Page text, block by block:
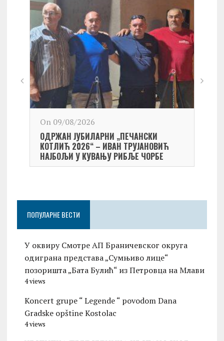
On 09/08/2026
ОДРЖАН ЈУБИЛАРНИ „ПЕЧАНСКИ
КОТЛИЋ 2026“ – ИВАН ТРУЈАНОВИЋ
НАЈБОЉИ У КУВАЊУ РИБЉЕ ЧОРБЕ
ПОПУЛАРНЕ ВЕСТИ
У оквиру Смотре АП Браничевског округа
одиграна представа „Сумњиво лице“
позоришта „Бата Булић“ из Петровца на Млави
4 views
Koncert grupe “ Legende “ povodom Dana
Gradske opštine Kostolac
4 views